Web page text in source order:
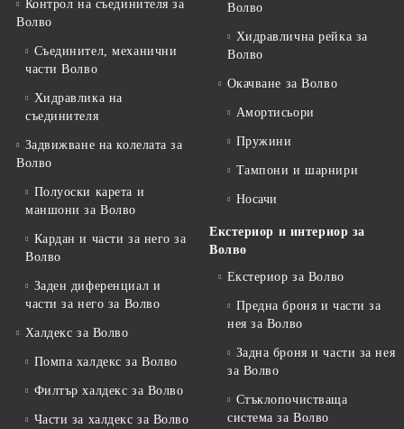
Контрол на съединителя за
Волво
Съединител, механични
части Волво
Хидравлика на
съединителя
Задвижване на колелата за
Волво
Полуоски карета и
маншони за Волво
Кардан и части за него за
Волво
Заден диференциал и
части за него за Волво
Халдекс за Волво
Помпа халдекс за Волво
Филтър халдекс за Волво
Части за халдекс за Волво
Волво
Хидравлична рейка за
Волво
Окачване за Волво
Амортисьори
Пружини
Тампони и шарнири
Носачи
Екстериор и интериор за
Волво
Екстериор за Волво
Предна броня и части за
нея за Волво
Задна броня и части за нея
за Волво
Стъклопочистваща
система за Волво